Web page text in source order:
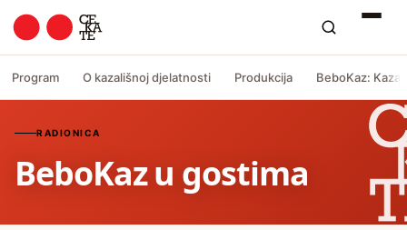
Program O kazališnoj djelatnosti Produkcija BeboKaz:
RADIONICA
BeboKaz u gostima